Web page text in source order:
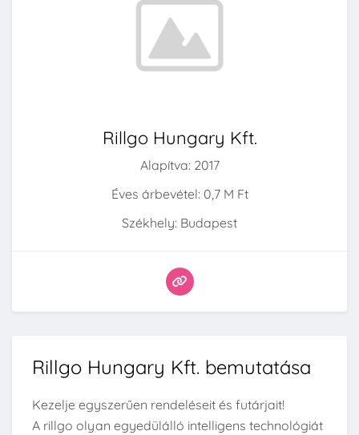
Rillgo Hungary Kft.
Alapítva: 2017
Éves árbevétel: 0,7 M Ft
Székhely: Budapest
Rillgo Hungary Kft. bemutatása
Kezelje egyszerűen rendeléseit és futárjait!
A rillgo olyan egyedülálló intelligens technológiát